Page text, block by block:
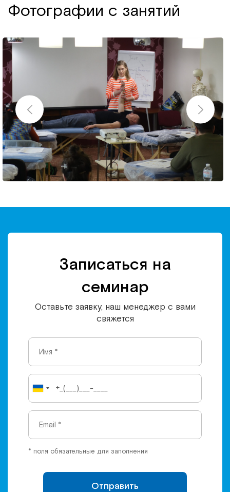
Фотографии с занятий
Записаться на
семинар
Оставьте заявку, наш менеджер с вами
свяжется
* поля обязательные для заполнения
Отправить